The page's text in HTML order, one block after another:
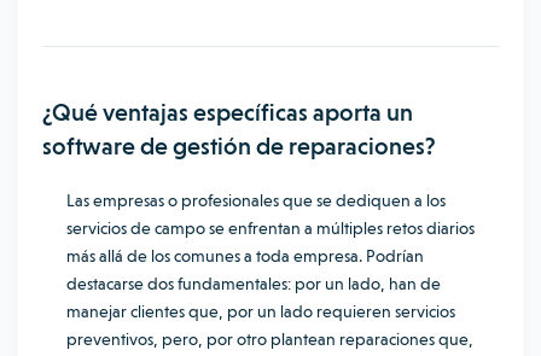
¿Qué ventajas específicas aporta un
software de gestión de reparaciones?
Las empresas o profesionales que se dediquen a los
servicios de campo se enfrentan a múltiples retos diarios
más allá de los comunes a toda empresa. Podrían
destacarse dos fundamentales: por un lado, han de
manejar clientes que, por un lado requieren servicios
preventivos, pero, por otro plantean reparaciones que,